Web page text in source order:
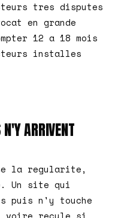
tres disputes
en grande
12 a 18 mois
installes
ARRIVENT
la regularite,
Un site qui
puis n'y touche